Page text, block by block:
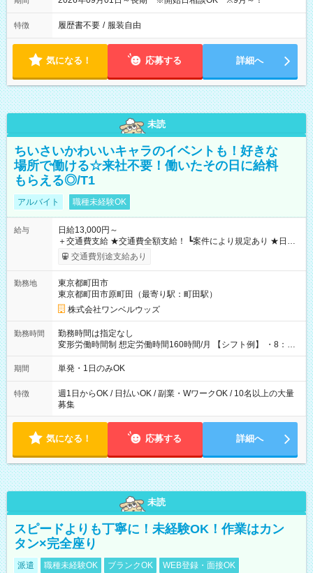
特徴 履歴書不要 / 服装自由
気になる！ 応募する 詳細へ
未読
ちいさいかわいいキャラのイベントも！好きな
場所で働ける☆来社不要！働いたその日に給料
もらえる◎/T1
アルバイト 職種未経験OK
給与
日給13,000円～
＋交通費支給 ★交通費全額支給！ ┗案件により規定あり ★日払
いOK！（規定あり） ┗働いたその日に現金GET♪ お仕事後はコ
ンビニATMから 日払い分を引き落とせます！ 【試用期間】試
交通費別途支給あり
勤務地
東京都町田市
東京都町田市原町田（最寄り駅：町田駅）
株式会社ワンベルウッズ
勤務時間
勤務時間は指定なし
変形労働時間制 想定労働時間160時間/月 【シフト例】 ・8：00
～21：00
期間 単発・1日のみOK
特徴
週1日からOK / 日払いOK / 副業・WワークOK / 10名以上の大量
募集
気になる！ 応募する 詳細へ
未読
スピードよりも丁寧に！未経験OK！作業はカン
タン×完全座り
派遣 職種未経験OK ブランクOK WEB登録・面接OK